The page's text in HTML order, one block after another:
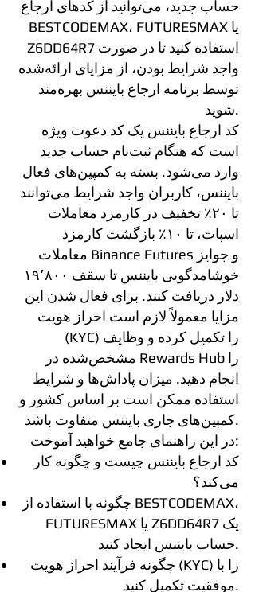
حساب جدید، می‌توانید از کدهای ارجاع
BESTCODEMAX، FUTURESMAX یا
Z6DD64R7 استفاده کنید تا در صورت
واجد شرایط بودن، از مزایای ارائه‌شده
توسط برنامه ارجاع بایننس بهره‌مند
شوید.
کد ارجاع بایننس یک کد دعوت ویژه
است که هنگام ثبت‌نام حساب جدید
وارد می‌شود. بسته به کمپین‌های فعال
بایننس، کاربران واجد شرایط می‌توانند
تا ۲۰٪ تخفیف در کارمزد معاملات
اسپات، تا ۱۰٪ بازگشت کارمزد
معاملات Binance Futures و جوایز
خوشامدگویی بایننس تا سقف ۱۹٬۸۰۰
دلار دریافت کنند. برای فعال شدن این
مزایا معمولاً لازم است احراز هویت
(KYC) را تکمیل کرده و وظایف
مشخص‌شده در Rewards Hub را
انجام دهید. میزان پاداش‌ها و شرایط
استفاده ممکن است بر اساس کشور و
کمپین‌های جاری بایننس متفاوت باشد.
در این راهنمای جامع خواهید آموخت:
کد ارجاع بایننس چیست و چگونه کار
می‌کند؟
چگونه با استفاده از BESTCODEMAX،
FUTURESMAX یا Z6DD64R7 یک
حساب بایننس ایجاد کنید.
چگونه فرآیند احراز هویت (KYC) را با
موفقیت تکمیل کنید.